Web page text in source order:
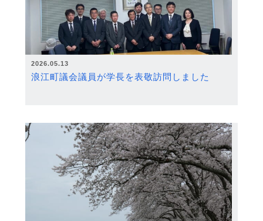
2026.05.13
浪江町議会議員が学長を表敬訪問しました